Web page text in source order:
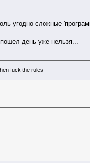
угодно сложные
день уже нельзя...
fuck the rules